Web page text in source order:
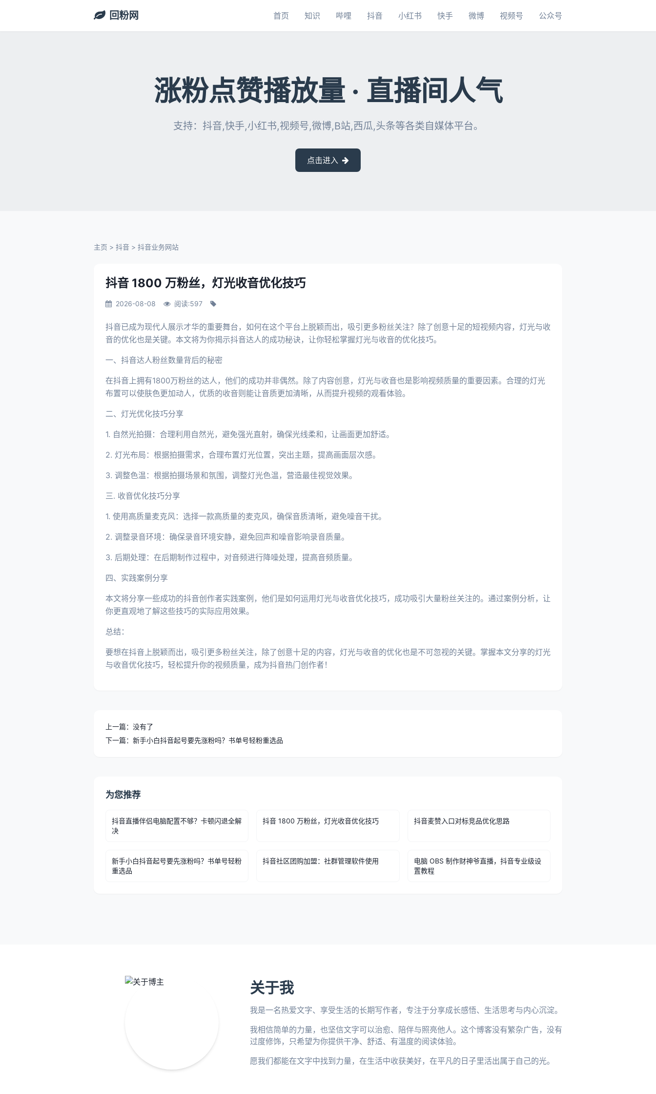
回粉网 首页 知识 哔哩 抖音 小红书 快手 微博 视频号 公众号
涨粉点赞播放量 · 直播间人气
支持：抖音,快手,小红书,视频号,微博,B站,西瓜,头条等各类自媒体平台。
点击进入
主页 > 抖音 > 抖音业务网站
抖音 1800 万粉丝，灯光收音优化技巧
2026-08-08 阅读:597
抖音已成为现代人展示才华的重要舞台，如何在这个平台上脱颖而出，吸引更多粉丝关注？除了创意十足的短视频内容，灯光与收
音的优化也是关键。本文将为你揭示抖音达人的成功秘诀，让你轻松掌握灯光与收音的优化技巧。
一、抖音达人粉丝数量背后的秘密
在抖音上拥有1800万粉丝的达人，他们的成功并非偶然。除了内容创意，灯光与收音也是影响视频质量的重要因素。合理的灯光
布置可以使肤色更加动人，优质的收音则能让音质更加清晰，从而提升视频的观看体验。
二、灯光优化技巧分享
1. 自然光拍摄：合理利用自然光，避免强光直射，确保光线柔和，让画面更加舒适。
2. 灯光布局：根据拍摄需求，合理布置灯光位置，突出主题，提高画面层次感。
3. 调整色温：根据拍摄场景和氛围，调整灯光色温，营造最佳视觉效果。
三. 收音优化技巧分享
1. 使用高质量麦克风：选择一款高质量的麦克风，确保音质清晰，避免噪音干扰。
2. 调整录音环境：确保录音环境安静，避免回声和噪音影响录音质量。
3. 后期处理：在后期制作过程中，对音频进行降噪处理，提高音频质量。
四、实践案例分享
本文将分享一些成功的抖音创作者实践案例，他们是如何运用灯光与收音优化技巧，成功吸引大量粉丝关注的。通过案例分析，让
你更直观地了解这些技巧的实际应用效果。
总结：
要想在抖音上脱颖而出，吸引更多粉丝关注，除了创意十足的内容，灯光与收音的优化也是不可忽视的关键。掌握本文分享的灯光
与收音优化技巧，轻松提升你的视频质量，成为抖音热门创作者！
上一篇：没有了
下一篇：新手小白抖音起号要先涨粉吗？书单号轻粉重选品
为您推荐
抖音直播伴侣电脑配置不够？卡顿闪退全解
决
抖音 1800 万粉丝，灯光收音优化技巧 抖音麦赞入口对标竞品优化思路
新手小白抖音起号要先涨粉吗？书单号轻粉
重选品
抖音社区团购加盟：社群管理软件使用
电脑 OBS 制作财神爷直播，抖音专业级设
置教程
关于我
我是一名热爱文字、享受生活的长期写作者，专注于分享成长感悟、生活思考与内心沉淀。
我相信简单的力量，也坚信文字可以治愈、陪伴与照亮他人。这个博客没有繁杂广告，没有
过度修饰，只希望为你提供干净、舒适、有温度的阅读体验。
愿我们都能在文字中找到力量，在生活中收获美好，在平凡的日子里活出属于自己的光。